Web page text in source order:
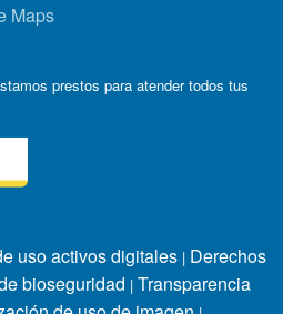
Maps
prestos para atender todos tus
uso activos digitales | Derechos
bioseguridad | Transparencia